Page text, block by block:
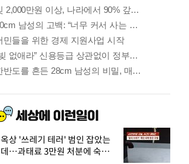
옥상 '쓰레기 테러' 범인 잡았는
데…과태료 3만원 처분에 숙박업